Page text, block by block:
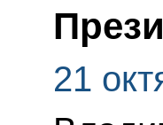
21